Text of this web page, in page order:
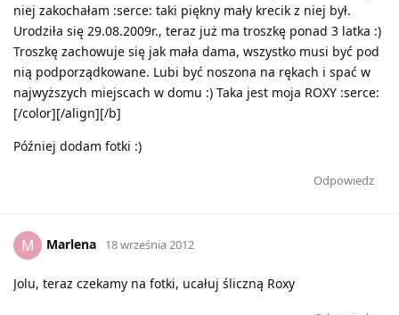
niej zakochałam :serce: taki piękny mały krecik z niej był.
Urodziła się 29.08.2009r., teraz już ma troszkę ponad 3 latka :)
Troszkę zachowuje się jak mała dama, wszystko musi być pod
nią podporządkowane. Lubi być noszona na rękach i spać w
najwyższych miejscach w domu :) Taka jest moja ROXY :serce:
[/color][/align][/b]
Później dodam fotki :)
Odpowiedz
M Marlena 18 września 2012
Jolu, teraz czekamy na fotki, ucałuj śliczną Roxy